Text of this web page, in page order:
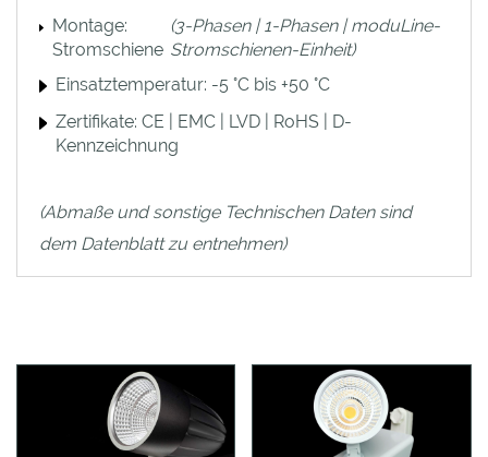
Montage:
Stromschiene
(3-Phasen | 1-Phasen | moduLine-
Stromschienen-Einheit)
Einsatztemperatur: -5 °C bis +50 °C
Zertifikate: CE | EMC | LVD | RoHS | D-
Kennzeichnung
(Abmaße und sonstige Technischen Daten sind
dem Datenblatt zu entnehmen)